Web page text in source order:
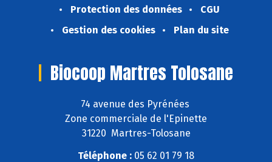
Protection des données
CGU
Gestion des cookies
Plan du site
Biocoop Martres Tolosane
74 avenue des Pyrénées
Zone commerciale de l'Epinette
31220 Martres-Tolosane
Téléphone : 05 62 01 79 18